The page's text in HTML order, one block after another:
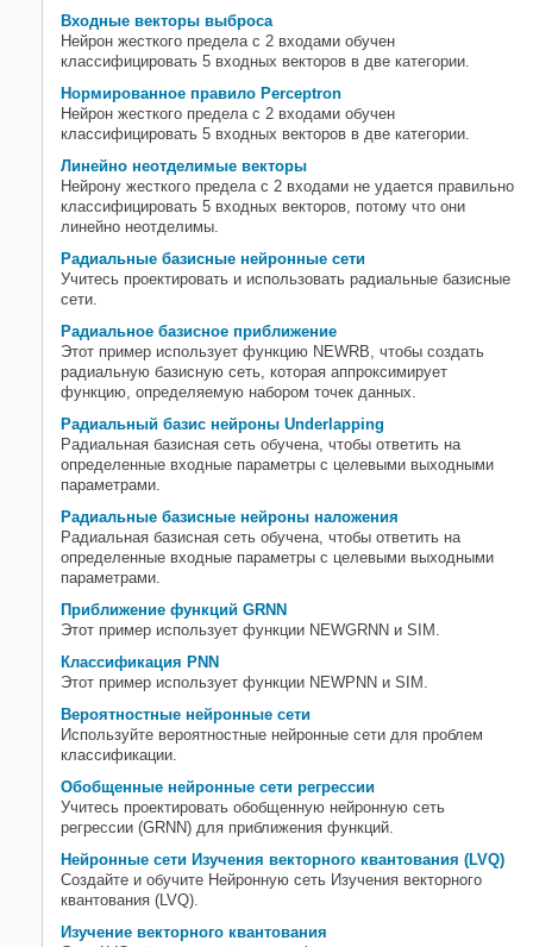
Входные векторы выброса
Нейрон жесткого предела с 2 входами обучен
классифицировать 5 входных векторов в две категории.
Нормированное правило Perceptron
Нейрон жесткого предела с 2 входами обучен
классифицировать 5 входных векторов в две категории.
Линейно неотделимые векторы
Нейрону жесткого предела с 2 входами не удается правильно
классифицировать 5 входных векторов, потому что они
линейно неотделимы.
Радиальные базисные нейронные сети
Учитесь проектировать и использовать радиальные базисные
сети.
Радиальное базисное приближение
Этот пример использует функцию NEWRB, чтобы создать
радиальную базисную сеть, которая аппроксимирует
функцию, определяемую набором точек данных.
Радиальный базис нейроны Underlapping
Радиальная базисная сеть обучена, чтобы ответить на
определенные входные параметры с целевыми выходными
параметрами.
Радиальные базисные нейроны наложения
Радиальная базисная сеть обучена, чтобы ответить на
определенные входные параметры с целевыми выходными
параметрами.
Приближение функций GRNN
Этот пример использует функции NEWGRNN и SIM.
Классификация PNN
Этот пример использует функции NEWPNN и SIM.
Вероятностные нейронные сети
Используйте вероятностные нейронные сети для проблем
классификации.
Обобщенные нейронные сети регрессии
Учитесь проектировать обобщенную нейронную сеть
регрессии (GRNN) для приближения функций.
Нейронные сети Изучения векторного квантования (LVQ)
Создайте и обучите Нейронную сеть Изучения векторного
квантования (LVQ).
Изучение векторного квантования